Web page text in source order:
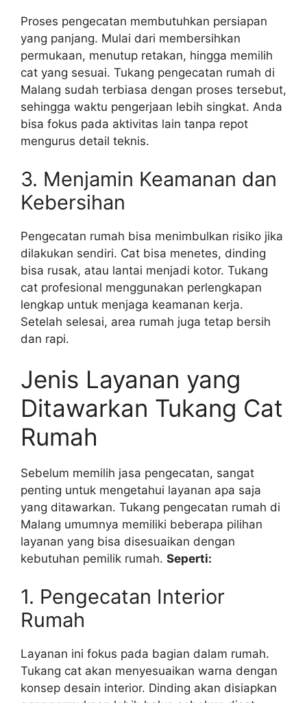
Proses pengecatan membutuhkan persiapan
yang panjang. Mulai dari membersihkan
permukaan, menutup retakan, hingga memilih
cat yang sesuai. Tukang pengecatan rumah di
Malang sudah terbiasa dengan proses tersebut,
sehingga waktu pengerjaan lebih singkat. Anda
bisa fokus pada aktivitas lain tanpa repot
mengurus detail teknis.
3. Menjamin Keamanan dan
Kebersihan
Pengecatan rumah bisa menimbulkan risiko jika
dilakukan sendiri. Cat bisa menetes, dinding
bisa rusak, atau lantai menjadi kotor. Tukang
cat profesional menggunakan perlengkapan
lengkap untuk menjaga keamanan kerja.
Setelah selesai, area rumah juga tetap bersih
dan rapi.
Jenis Layanan yang
Ditawarkan Tukang Cat
Rumah
Sebelum memilih jasa pengecatan, sangat
penting untuk mengetahui layanan apa saja
yang ditawarkan. Tukang pengecatan rumah di
Malang umumnya memiliki beberapa pilihan
layanan yang bisa disesuaikan dengan
kebutuhan pemilik rumah. Seperti:
1. Pengecatan Interior
Rumah
Layanan ini fokus pada bagian dalam rumah.
Tukang cat akan menyesuaikan warna dengan
konsep desain interior. Dinding akan disiapkan